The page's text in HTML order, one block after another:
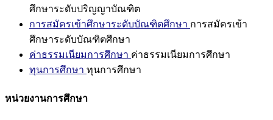
ศึกษาระดับปริญญาบัณฑิต
การสมัครเข้าศึกษาระดับบัณฑิตศึกษา การสมัครเข้า
ศึกษาระดับบัณฑิตศึกษา
ค่าธรรมเนียมการศึกษา ค่าธรรมเนียมการศึกษา
ทุนการศึกษา ทุนการศึกษา
หน่วยงานการศึกษา